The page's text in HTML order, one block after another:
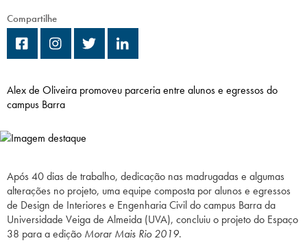
Campi/Unidades
Atendimento (21) 2574 8888
Conclua sua Matrícula
Compartilhe
Alex de Oliveira promoveu parceria entre alunos e egressos do
campus Barra
Após 40 dias de trabalho, dedicação nas madrugadas e algumas
alterações no projeto, uma equipe composta por alunos e egressos
de Design de Interiores e Engenharia Civil do campus Barra da
Universidade Veiga de Almeida (UVA), concluiu o projeto do Espaço
38 para a edição Morar Mais Rio 2019.